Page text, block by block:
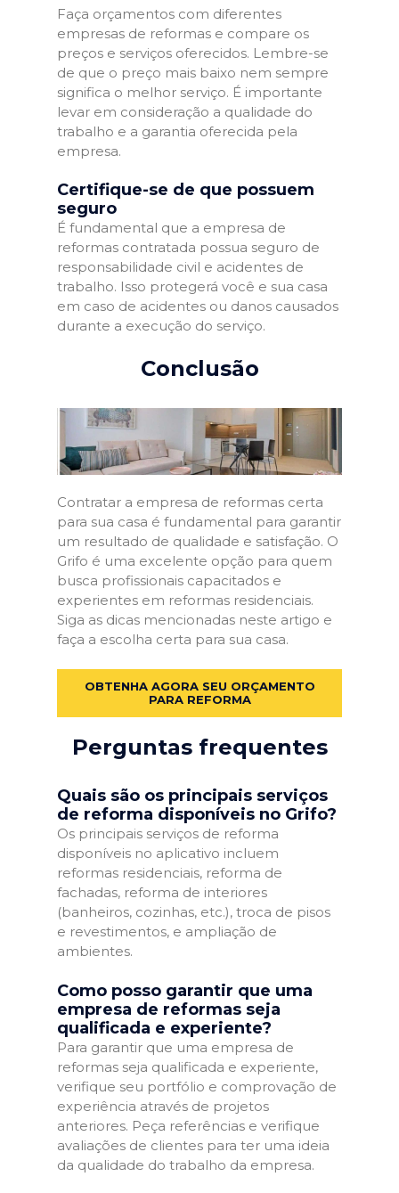
Faça orçamentos com diferentes
empresas de reformas e compare os
preços e serviços oferecidos. Lembre-se
de que o preço mais baixo nem sempre
significa o melhor serviço. É importante
levar em consideração a qualidade do
trabalho e a garantia oferecida pela
empresa.
Certifique-se de que possuem
seguro
É fundamental que a empresa de
reformas contratada possua seguro de
responsabilidade civil e acidentes de
trabalho. Isso protegerá você e sua casa
em caso de acidentes ou danos causados
durante a execução do serviço.
Conclusão
Contratar a empresa de reformas certa
para sua casa é fundamental para garantir
um resultado de qualidade e satisfação. O
Grifo é uma excelente opção para quem
busca profissionais capacitados e
experientes em reformas residenciais.
Siga as dicas mencionadas neste artigo e
faça a escolha certa para sua casa.
OBTENHA AGORA SEU ORÇAMENTO
PARA REFORMA
Perguntas frequentes
Quais são os principais serviços
de reforma disponíveis no Grifo?
Os principais serviços de reforma
disponíveis no aplicativo incluem
reformas residenciais, reforma de
fachadas, reforma de interiores
(banheiros, cozinhas, etc.), troca de pisos
e revestimentos, e ampliação de
ambientes.
Como posso garantir que uma
empresa de reformas seja
qualificada e experiente?
Para garantir que uma empresa de
reformas seja qualificada e experiente,
verifique seu portfólio e comprovação de
experiência através de projetos
anteriores. Peça referências e verifique
avaliações de clientes para ter uma ideia
da qualidade do trabalho da empresa.